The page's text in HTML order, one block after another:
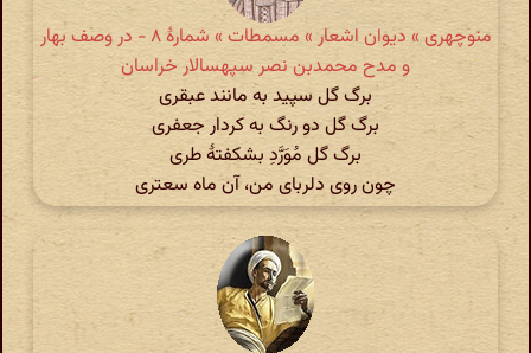
منوچهری » دیوان اشعار » مسمطات » شمارهٔ ۸ - در وصف بهار
و مدح محمدبن نصر سپهسالار خراسان
برگ گل سپید به مانند عبقری
برگ گل دو رنگ به کردار جعفری
برگ گل مُوَرَّدِ بشکفتهٔ طری
چون روی دلربای من، آن ماه سعتری